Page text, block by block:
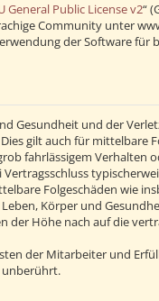
General Public License v2“
Community unter
der Software
Gesundheit und der
gilt auch für mittelbare
fahrlässigem
Folgeschäden wie
Körper und
der Höhe nach auf die
der Mitarbeiter und
unberührt.